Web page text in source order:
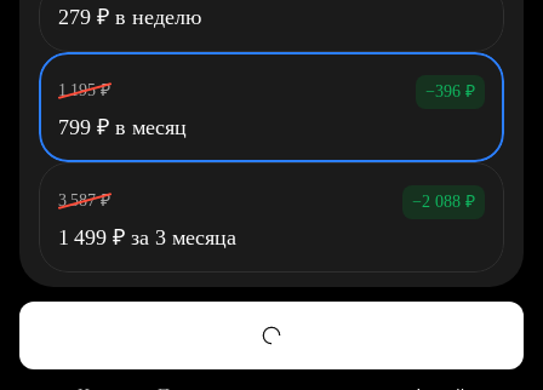
279 ₽ в неделю
1 195 ₽ −396 ₽
799 ₽ в месяц
3 587 ₽ −2 088 ₽
1 499 ₽ за 3 месяца